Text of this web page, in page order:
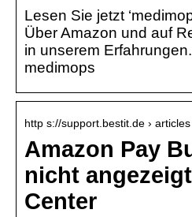
Lesen Sie jetzt
Über Amazon und auf
in unserem
medimops
http s://support.bestit.de ›
Amazon Pay
nicht
Center